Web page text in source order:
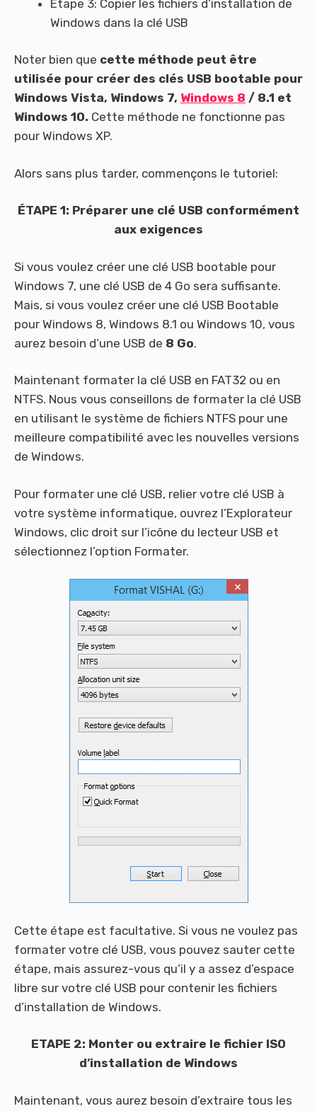
Étape 3: Copier les fichiers d’installation de
Windows dans la clé USB
Noter bien que cette méthode peut être
utilisée pour créer des clés USB bootable pour
Windows Vista, Windows 7, Windows 8 / 8.1 et
Windows 10. Cette méthode ne fonctionne pas
pour Windows XP.
Alors sans plus tarder, commençons le tutoriel:
ÉTAPE 1: Préparer une clé USB conformément
aux exigences
Si vous voulez créer une clé USB bootable pour
Windows 7, une clé USB de 4 Go sera suffisante.
Mais, si vous voulez créer une clé USB Bootable
pour Windows 8, Windows 8.1 ou Windows 10, vous
aurez besoin d’une USB de 8 Go.
Maintenant formater la clé USB en FAT32 ou en
NTFS. Nous vous conseillons de formater la clé USB
en utilisant le système de fichiers NTFS pour une
meilleure compatibilité avec les nouvelles versions
de Windows.
Pour formater une clé USB, relier votre clé USB à
votre système informatique, ouvrez l’Explorateur
Windows, clic droit sur l’icône du lecteur USB et
sélectionnez l’option Formater.
Cette étape est facultative. Si vous ne voulez pas
formater votre clé USB, vous pouvez sauter cette
étape, mais assurez-vous qu’il y a assez d’espace
libre sur votre clé USB pour contenir les fichiers
d’installation de Windows.
ETAPE 2: Monter ou extraire le fichier ISO
d’installation de Windows
Maintenant, vous aurez besoin d’extraire tous les